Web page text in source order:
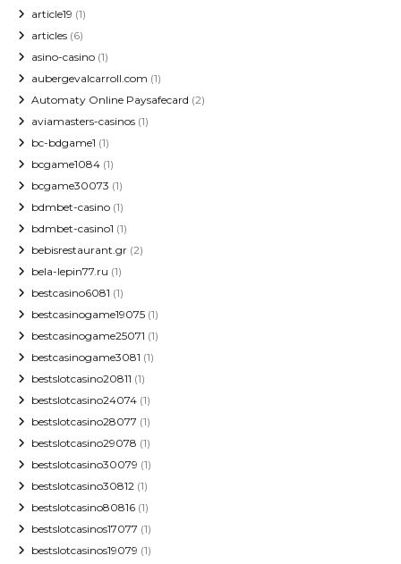
article19 (1)
articles (6)
asino-casino (1)
aubergevalcarroll.com (1)
Automaty Online Paysafecard (2)
aviamasters-casinos (1)
bc-bdgame1 (1)
bcgame1084 (1)
bcgame30073 (1)
bdmbet-casino (1)
bdmbet-casino1 (1)
bebisrestaurant.gr (2)
bela-lepin77.ru (1)
bestcasino6081 (1)
bestcasinogame19075 (1)
bestcasinogame25071 (1)
bestcasinogame3081 (1)
bestslotcasino20811 (1)
bestslotcasino24074 (1)
bestslotcasino28077 (1)
bestslotcasino29078 (1)
bestslotcasino30079 (1)
bestslotcasino30812 (1)
bestslotcasino80816 (1)
bestslotcasinos17077 (1)
bestslotcasinos19079 (1)